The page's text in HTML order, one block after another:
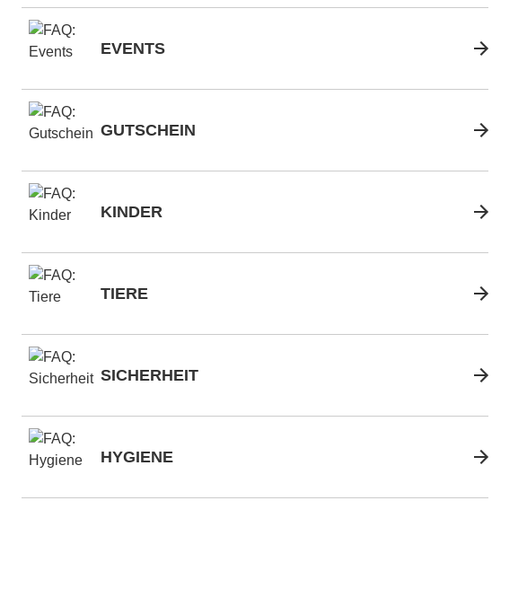
EVENTS
GUTSCHEIN
KINDER
TIERE
SICHERHEIT
HYGIENE